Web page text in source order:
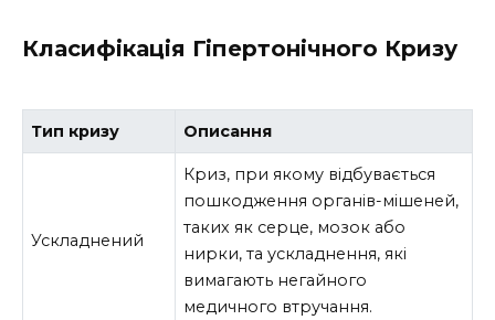
Класифікація Гіпертонічного Кризу
Тип кризу Описання
Ускладнений
Криз, при якому відбувається
пошкодження органів-мішеней,
таких як серце, мозок або
нирки, та ускладнення, які
вимагають негайного
медичного втручання.